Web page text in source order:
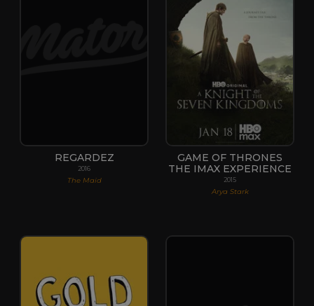
REGARDEZ
2016
The Maid
GAME OF THRONES
THE IMAX EXPERIENCE
2015
Arya Stark